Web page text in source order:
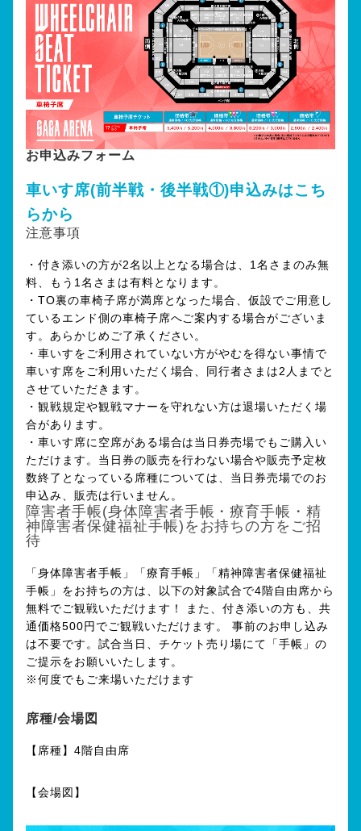
お申込みフォーム
車いす席(前半戦・後半戦①)申込みはこち
らから
注意事項
・付き添いの方が2名以上となる場合は、1名さまのみ無
料、もう1名さまは有料となります。
・TO裏の車椅子席が満席となった場合、仮設でご用意し
ているエンド側の車椅子席へご案内する場合がございま
す。あらかじめご了承ください。
・車いすをご利用されていない方がやむを得ない事情で
車いす席をご利用いただく場合、同行者さまは2人までと
させていただきます。
・観戦規定や観戦マナーを守れない方は退場いただく場
合があります。
・車いす席に空席がある場合は当日券売場でもご購入い
ただけます。当日券の販売を行わない場合や販売予定枚
数終了となっている席種については、当日券売場でのお
申込み、販売は行いません。
障害者手帳(身体障害者手帳・療育手帳・精
神障害者保健福祉手帳)をお持ちの方をご招
待
「身体障害者手帳」「療育手帳」「精神障害者保健福祉
手帳」をお持ちの方は、以下の対象試合で4階自由席から
無料でご観戦いただけます！ また、付き添いの方も、共
通価格500円でご観戦いただけます。 事前のお申し込み
は不要です。試合当日、チケット売り場にて「手帳」の
ご提示をお願いいたします。
※何度でもご来場いただけます
席種/会場図
【席種】4階自由席
【会場図】